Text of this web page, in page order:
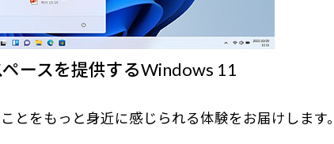
ースを提供するWindows 11
とをもっと身近に感じられる体験をお届けします。